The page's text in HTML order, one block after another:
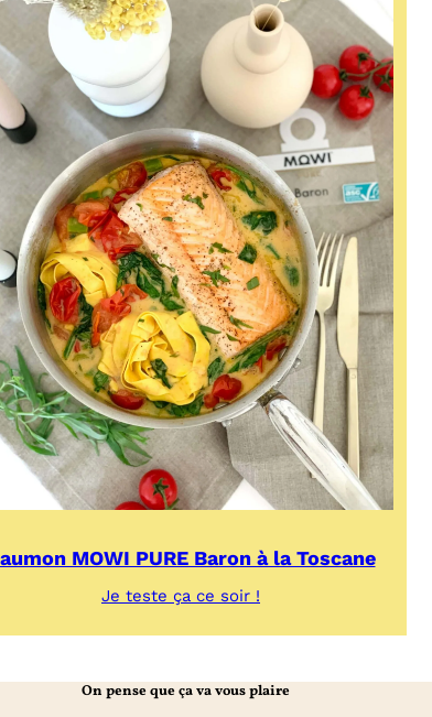
MOWI PURE Baron à la Toscane
Je teste ça ce soir !
MOWI
à
On pense que ça va vous plaire